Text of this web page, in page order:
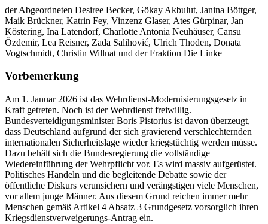
der Abgeordneten Desiree Becker, Gökay Akbulut, Janina Böttger,
Maik Brückner, Katrin Fey, Vinzenz Glaser, Ates Gürpinar, Jan
Köstering, Ina Latendorf, Charlotte Antonia Neuhäuser, Cansu
Özdemir, Lea Reisner, Zada Salihović, Ulrich Thoden, Donata
Vogtschmidt, Christin Willnat und der Fraktion Die Linke
Vorbemerkung
Am 1. Januar 2026 ist das Wehrdienst-Modernisierungsgesetz in
Kraft getreten. Noch ist der Wehrdienst freiwillig.
Bundesverteidigungsminister Boris Pistorius ist davon überzeugt,
dass Deutschland aufgrund der sich gravierend verschlechternden
internationalen Sicherheitslage wieder kriegstüchtig werden müsse.
Dazu behält sich die Bundesregierung die vollständige
Wiedereinführung der Wehrpflicht vor. Es wird massiv aufgerüstet.
Politisches Handeln und die begleitende Debatte sowie der
öffentliche Diskurs verunsichern und verängstigen viele Menschen,
vor allem junge Männer. Aus diesem Grund reichen immer mehr
Menschen gemäß Artikel 4 Absatz 3 Grundgesetz vorsorglich ihren
Kriegsdienstverweigerungs-Antrag ein.